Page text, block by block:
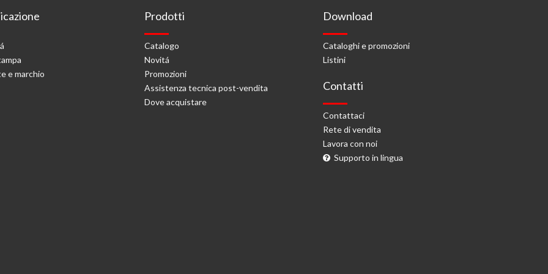
e marchio
Prodotti
Catalogo
Novitá
Promozioni
Assistenza tecnica post-vendita
Dove acquistare
Download
Cataloghi e promozioni
Listini
Contatti
Contattaci
Rete di vendita
Lavora con noi
Supporto in lingua